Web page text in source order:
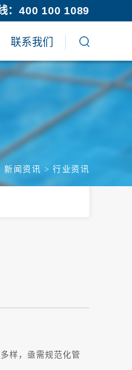
：400 100 1089
联系我们
新闻资讯 > 行业资讯
样，亟需规范化管